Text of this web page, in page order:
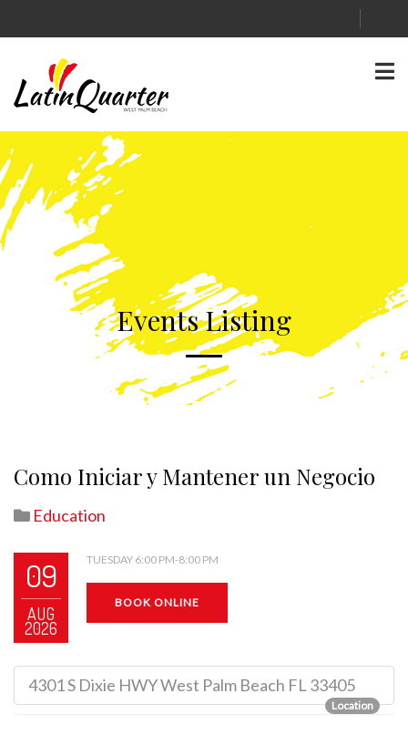
Events Listing
Como Iniciar y Mantener un Negocio
Education
09
AUG
2026
TUESDAY 6:00 PM-8:00 PM
BOOK ONLINE
4301 S Dixie HWY West Palm Beach FL 33405
Location